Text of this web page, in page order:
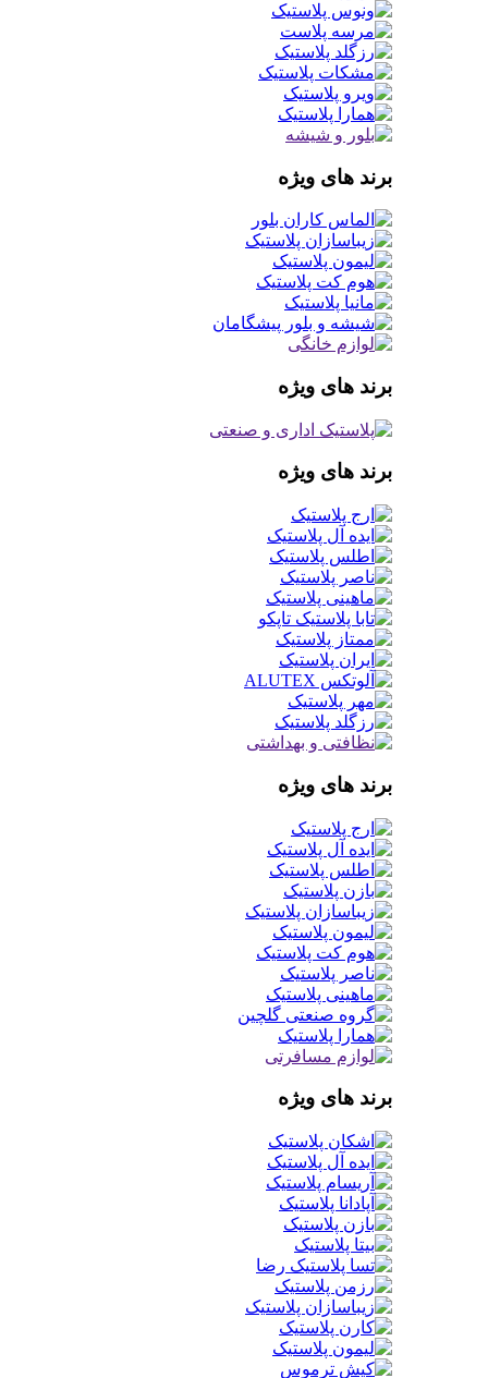
برند های ویژه
برند های ویژه
برند های ویژه
برند های ویژه
برند های ویژه